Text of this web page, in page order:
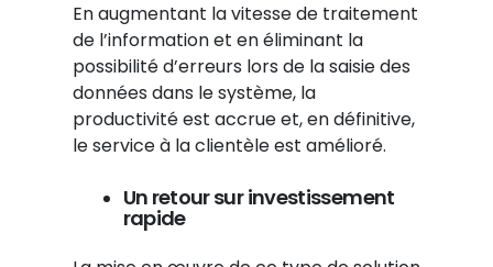
En augmentant la vitesse de traitement
de l’information et en éliminant la
possibilité d’erreurs lors de la saisie des
données dans le système, la
productivité est accrue et, en définitive,
le service à la clientèle est amélioré.
Un retour sur investissement
rapide